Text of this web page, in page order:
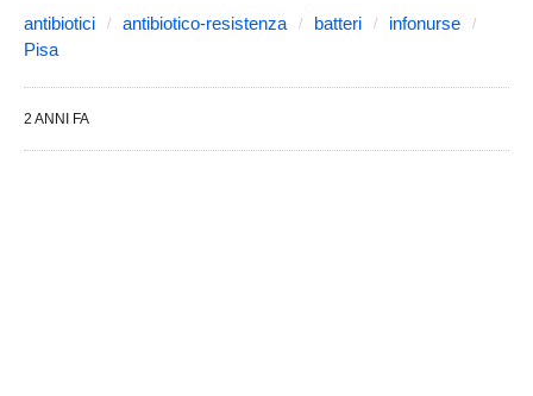
antibiotici antibiotico-resistenza batteri
infonurse
Pisa
2 ANNI FA